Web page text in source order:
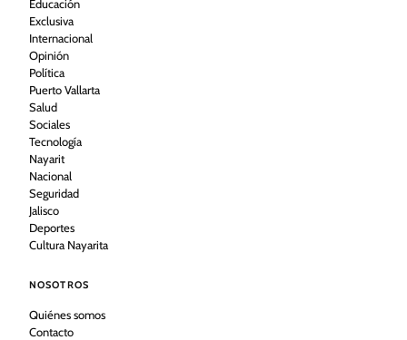
Educación
Exclusiva
Internacional
Opinión
Política
Puerto Vallarta
Salud
Sociales
Tecnología
Nayarit
Nacional
Seguridad
Jalisco
Deportes
Cultura Nayarita
NOSOTROS
Quiénes somos
Contacto